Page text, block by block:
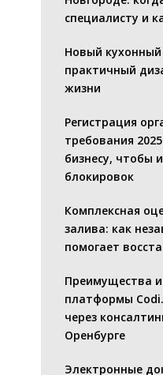
специалисту и
Новый кухонный
практичный
жизни
Регистрация
требования
бизнесу, чтобы
блокировок
Комплексная
залива: как
помогает
Преимущества
платформы
через
Оренбурге
Электронные